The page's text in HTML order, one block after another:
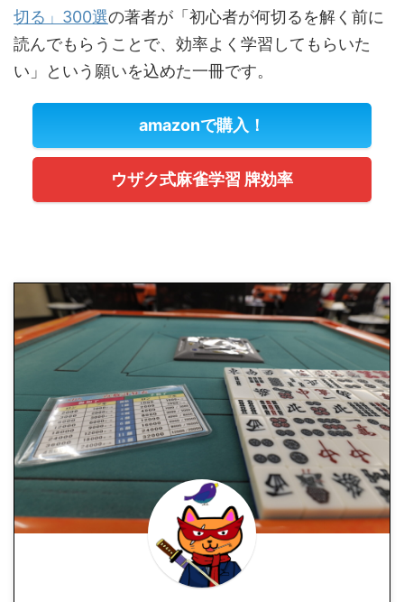
切る」300選の著者が「初心者が何切るを解く前に
読んでもらうことで、効率よく学習してもらいた
い」という願いを込めた一冊です。
amazonで購入！
ウザク式麻雀学習 牌効率